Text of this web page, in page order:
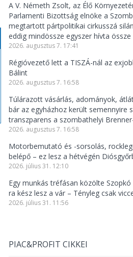
A V. Németh Zsolt, az Élő
Parlamenti Bizottság elnöke a
megtartott pártpolitikai cirkusszá
eddig mindössze egyszer hívta
2026. augusztus 7. 17:41
Régióvezető lett a TISZÁ-nál az
Bálint
2026. augusztus 7. 16:58
Túlárazott vásárlás, adományok,
bár az egyházhoz került semennyire
transzparens a szombathelyi
2026. augusztus 7. 16:58
Motorbemutató és -sorsolás,
belépő – ez lesz a hétvégén
2026. július 31. 12:10
Egy munkás tréfásan közölte
ra kész lesz a vár – Tényleg csak
2026. július 31. 11:56
PIAC&PROFIT CIKKEI